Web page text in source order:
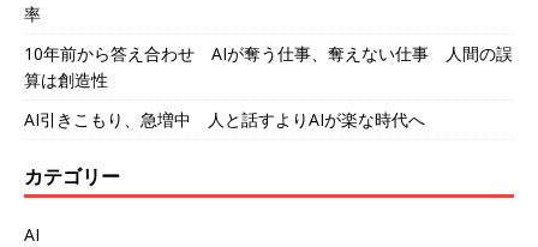
率
10年前から答え合わせ AIが奪う仕事、奪えない仕事 人間の誤
算は創造性
AI引きこもり、急増中 人と話すよりAIが楽な時代へ
カテゴリー
AI